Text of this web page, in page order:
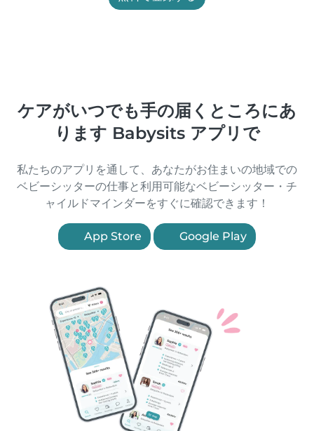
ケアがいつでも手の届くところにあ
ります Babysits アプリで
私たちのアプリを通して、あなたがお住まいの地域での
ベビーシッターの仕事と利用可能なベビーシッター・チ
ャイルドマインダーをすぐに確認できます！
App Store Google Play